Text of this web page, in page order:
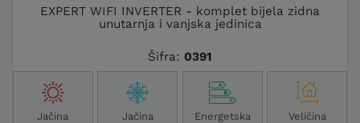
EXPERT WIFI INVERTER - komplet bijela zidna
unutarnja i vanjska jedinica
Šifra: 0391
Jačina
Jačina
Energetska
Veličina